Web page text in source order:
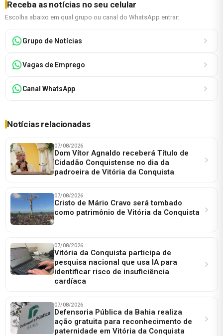
Receba as notícias no seu celular
Escolha abaixo em qual grupo ou canal do WhatsApp entrar:
Grupo de Notícias
Vagas de Emprego
Canal WhatsApp
Notícias relacionadas
07/08/2026
Dom Vítor Agnaldo receberá Título de
Cidadão Conquistense no dia da
padroeira de Vitória da Conquista
07/08/2026
Cristo de Mário Cravo será tombado
como patrimônio de Vitória da Conquista
07/08/2026
Vitória da Conquista participa de
pesquisa nacional que usa IA para
identificar risco de insuficiência
cardíaca
07/08/2026
Defensoria Pública da Bahia realiza
ação gratuita para reconhecimento de
paternidade em Vitória da Conquista